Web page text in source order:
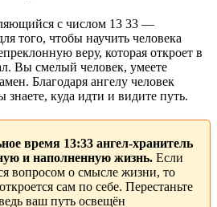
с числом 13 33 ―
того, чтобы научить человека
веру, которая откроет в
Вы смелый человек, умеете
Благодаря ангелу человек
знаете, куда идти и видите путь.
время 13:33 ангел-хранитель
и наполненную жизнь. Если
вопросом о смысле жизни, то
сам по себе. Перестаньте
ваш путь освещён